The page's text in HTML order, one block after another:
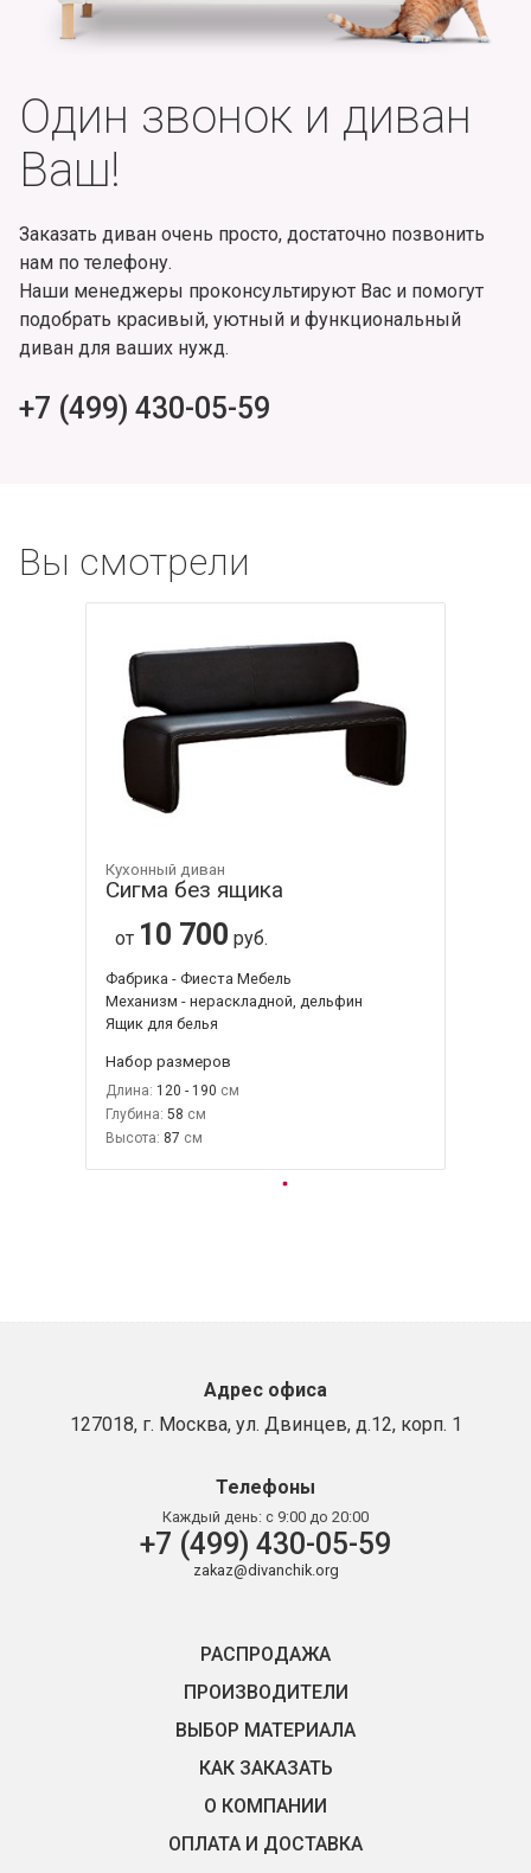
Один звонок и диван
Ваш!
Заказать диван очень просто, достаточно позвонить
нам по телефону.
Наши менеджеры проконсультируют Вас и помогут
подобрать красивый, уютный и функциональный
диван для ваших нужд.
+7 (499) 430-05-59
Вы смотрели
Кухонный диван
Сигма без ящика
от 10 700 руб.
Фабрика - Фиеста Мебель
Механизм - нераскладной, дельфин
Ящик для белья
Набор размеров
Длина: 120 - 190
Глубина: 58
Высота: 87
Адрес офиса
127018, г. Москва, ул. Двинцев, д.12, корп. 1
Телефоны
Каждый день: с 9:00 до 20:00
+7 (499) 430-05-59
zakaz@divanchik.org
РАСПРОДАЖА
ПРОИЗВОДИТЕЛИ
ВЫБОР МАТЕРИАЛА
КАК ЗАКАЗАТЬ
О КОМПАНИИ
ОПЛАТА И ДОСТАВКА